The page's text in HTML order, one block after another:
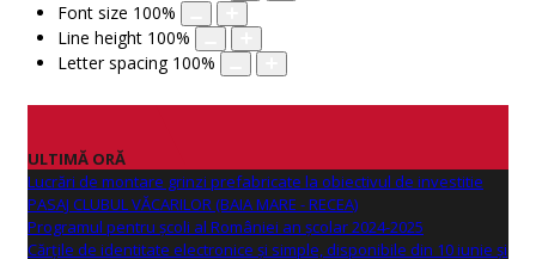
Font size 100%
Line height 100%
Letter spacing 100%
ULTIMĂ ORĂ
Lucrări de montare grinzi prefabricate la obiectivul de investitie
PASAJ CLUBUL VĂCARILOR (BAIA MARE - RECEA)
Programul pentru școli al României an școlar 2024-2025
Cărțile de identitate electronice și simple, disponibile din 10 iunie și